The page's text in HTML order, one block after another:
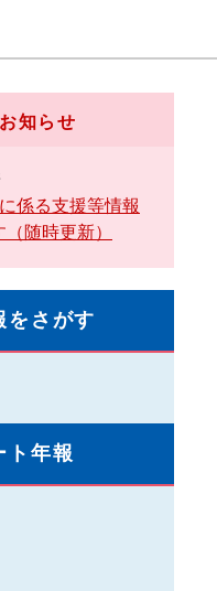
知らせ
係る支援等情報
随時更新）
をさがす
ト年報